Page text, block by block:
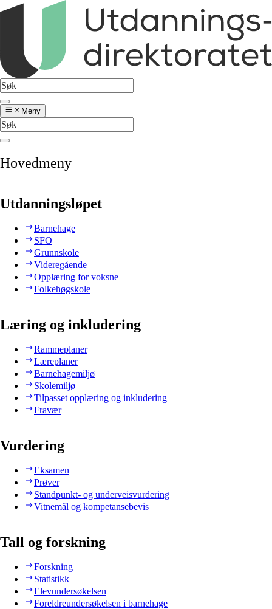
Meny
Hovedmeny
Utdanningsløpet
Barnehage
SFO
Grunnskole
Videregående
Opplæring for voksne
Folkehøgskole
Læring og inkludering
Rammeplaner
Læreplaner
Barnehagemiljø
Skolemiljø
Tilpasset opplæring og inkludering
Fravær
Vurdering
Eksamen
Prøver
Standpunkt- og underveisvurdering
Vitnemål og kompetansebevis
Tall og forskning
Forskning
Statistikk
Elevundersøkelsen
Foreldreundersøkelsen i barnehage